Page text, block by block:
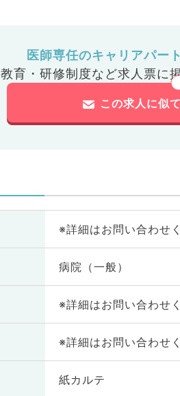
医師専任のキャリアパー
教育・研修制度など求人票に
この求人に似
※詳細はお問い合わせ
病院（一般）
※詳細はお問い合わせ
※詳細はお問い合わせ
紙カルテ